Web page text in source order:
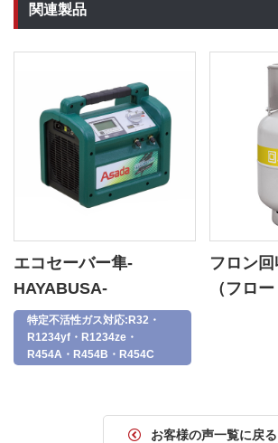
関連製品
エコセーバー隼-
HAYABUSA-
特定不活性ガス対応:R32・
R1234yf・R1234ze・
R454A・R454B・R454C
フロン
（フロ
お客様の声一覧に戻る